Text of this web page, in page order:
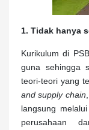
1. Tidak hanya
Kurikulum di
guna sehingga
teori-teori yang
and supply chain
langsung
perusahaan